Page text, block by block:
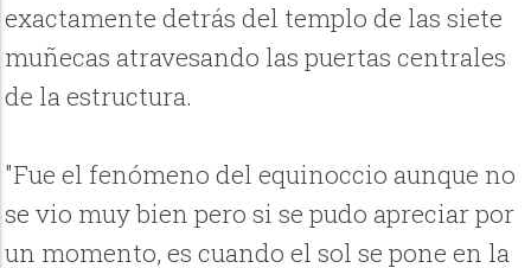
exactamente detrás del templo de las siete
muñecas atravesando las puertas centrales
de la estructura.
"Fue el fenómeno del equinoccio aunque no
se vio muy bien pero si se pudo apreciar por
un momento, es cuando el sol se pone en la